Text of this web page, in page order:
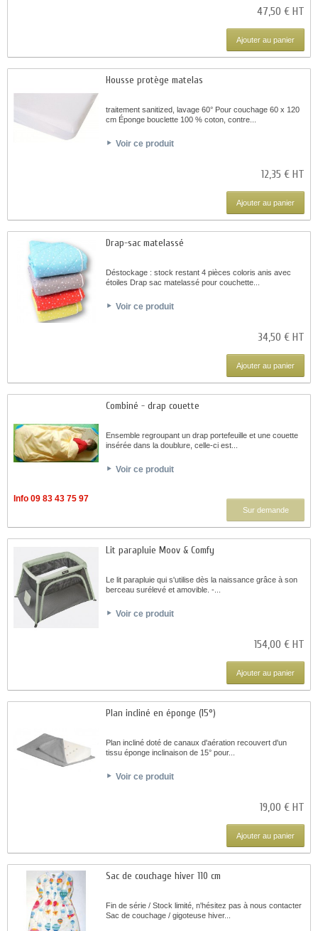
47,50 € HT
Ajouter au panier
Housse protège matelas
traitement sanitized, lavage 60° Pour couchage 60 x 120
cm Éponge bouclette 100 % coton, contre...
Voir ce produit
12,35 € HT
Ajouter au panier
Drap-sac matelassé
Déstockage : stock restant 4 pièces coloris anis avec
étoiles Drap sac matelassé pour couchette...
Voir ce produit
34,50 € HT
Ajouter au panier
Combiné - drap couette
Ensemble regroupant un drap portefeuille et une couette
insérée dans la doublure, celle-ci est...
Voir ce produit
Info 09 83 43 75 97
Sur demande
Lit parapluie Moov & Comfy
Le lit parapluie qui s'utilise dès la naissance grâce à son
berceau surélevé et amovible. -...
Voir ce produit
154,00 € HT
Ajouter au panier
Plan incliné en éponge (15°)
Plan incliné doté de canaux d'aération recouvert d'un
tissu éponge inclinaison de 15° pour...
Voir ce produit
19,00 € HT
Ajouter au panier
Sac de couchage hiver 110 cm
Fin de série / Stock limité, n'hésitez pas à nous contacter
Sac de couchage / gigoteuse hiver...